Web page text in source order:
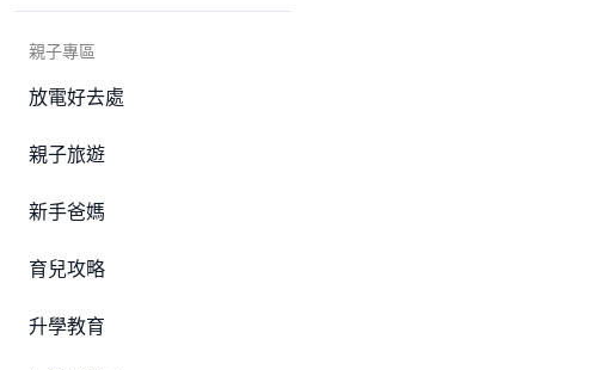
親子專區
放電好去處
親子旅遊
新手爸媽
育兒攻略
升學教育